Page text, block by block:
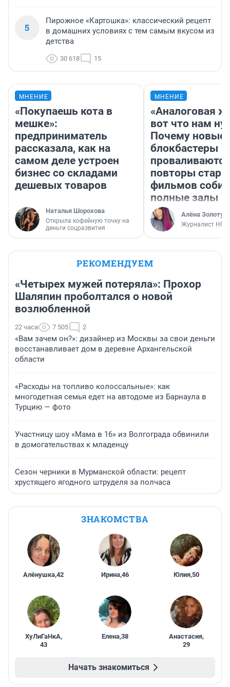
5
Пирожное «Картошка»: классический рецепт
в домашних условиях с тем самым вкусом из
детства
30 618 15
МНЕНИЕ
«Покупаешь кота в
мешке»:
предприниматель
рассказала, как на
самом деле устроен
бизнес со складами
дешевых товаров
Наталья Шорохова
Открыла кофейную точку на
деньги соцразвития
МНЕНИЕ
«Аналоговая
вот что нам
Почему новые
блокбастеры
повторы
фильмов
полные залы
Алёна
Журналист НГС
РЕКОМЕНДУЕМ
«Четырех мужей потеряла»: Прохор
Шаляпин проболтался о новой
возлюбленной
22 часа 7 505 2
«Вам зачем он?»: дизайнер из Москвы за свои деньги
восстанавливает дом в деревне Архангельской
области
«Расходы на топливо колоссальные»: как
многодетная семья едет на автодоме из Барнаула в
Турцию — фото
Участницу шоу «Мама в 16» из Волгограда обвинили
в домогательствах к младенцу
Сезон черники в Мурманской области: рецепт
хрустящего ягодного штруделя за полчаса
ЗНАКОМСТВА
Алёнушка,42 Ирина,46 Юлия,50
ХуЛиГаНкА,
43
Елена,38 Анастасия,
29
Начать знакомиться